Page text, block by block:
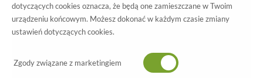
Wszystkie produkty
1-25527-29 001 Black
dotyczących cookies oznacza, że będą one zamieszczane w Twoim
urządzeniu końcowym. Możesz dokonać w każdym czasie zmiany
ustawień dotyczących cookies.
Zgody związane z marketingiem